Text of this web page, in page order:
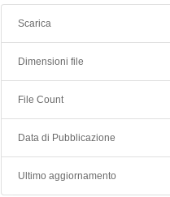
Scarica
Dimensioni file
File Count
Data di Pubblicazione
Ultimo aggiornamento